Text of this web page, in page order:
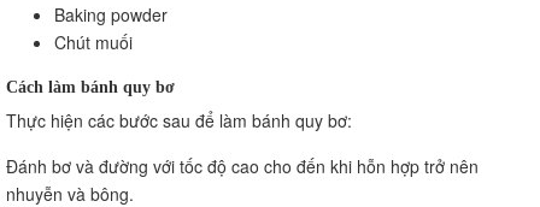
Baking powder
Chút muối
Cách làm bánh quy bơ
Thực hiện các bước sau để làm bánh quy bơ:
Đánh bơ và đường với tốc độ cao cho đến khi hỗn hợp trở nên
nhuyễn và bông.